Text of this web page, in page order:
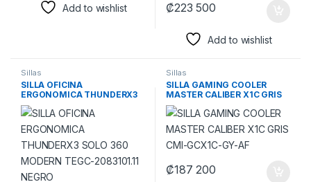
Add to wishlist ₡223 500
Add to wishlist
Sillas
SILLA OFICINA
ERGONOMICA THUNDERX3
SOLO 360 MODERN TEGC-
2083101.11 NEGRO
Sillas
SILLA GAMING COOLER
MASTER CALIBER X1C GRIS
CMI-GCX1C-GY-AF
₡187 200